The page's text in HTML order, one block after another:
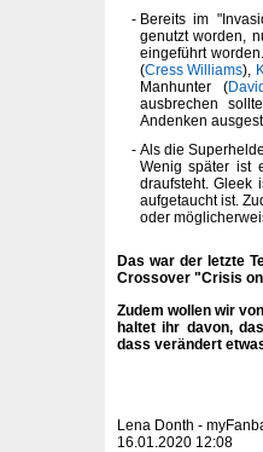
Bereits im
genutzt worden,
eingeführt
(Cress Williams),
Manhunter (
ausbrechen
Andenken
Als die
Wenig später ist
draufsteht. Gleek
aufgetaucht ist.
oder
Das war der letzte
Crossover "Crisis
Zudem wollen wir
haltet ihr davon,
dass verändert
Lena Donth -
16.01.2020 12:08